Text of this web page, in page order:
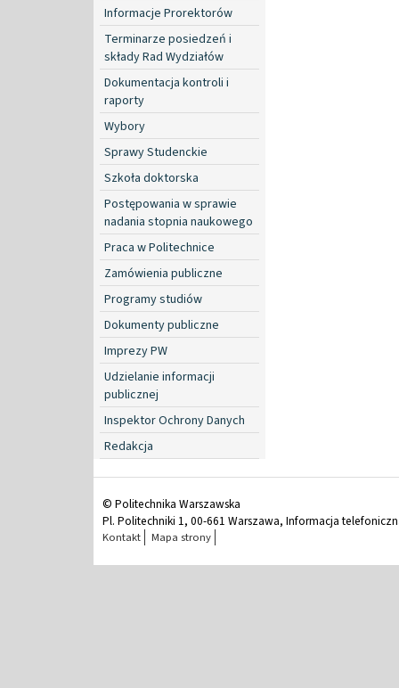
Informacje Prorektorów
Terminarze posiedzeń i
składy Rad Wydziałów
Dokumentacja kontroli i
raporty
Wybory
Sprawy Studenckie
Szkoła doktorska
Postępowania w sprawie
nadania stopnia naukowego
Praca w Politechnice
Zamówienia publiczne
Programy studiów
Dokumenty publiczne
Imprezy PW
Udzielanie informacji
publicznej
Inspektor Ochrony Danych
Redakcja
© Politechnika Warszawska
Pl. Politechniki 1, 00-661 Warszawa, Informacja
Kontakt Mapa strony